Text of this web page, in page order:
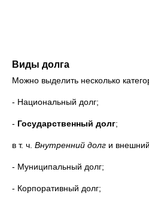
Виды долга
Можно выделить несколько
- Национальный долг;
- Государственный долг;
в т. ч. Внутренний долг и
- Муниципальный долг;
- Корпоративный долг;